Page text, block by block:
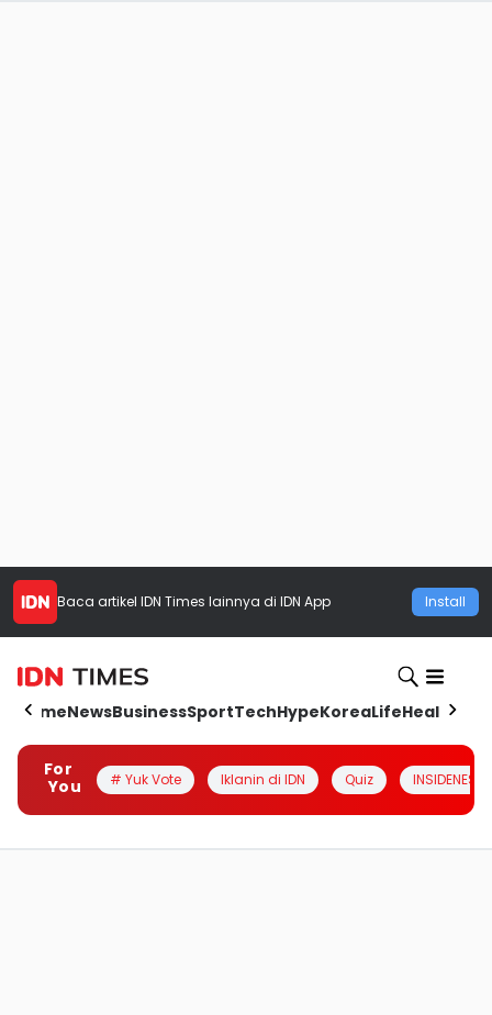
Baca artikel IDN Times lainnya di IDN App Install
HomeNewsBusinessSportTechHypeKoreaLifeHealth
For
You
# Yuk Vote Iklanin di IDN Quiz INSIDENESIA